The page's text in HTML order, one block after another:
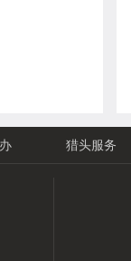
猎头服务